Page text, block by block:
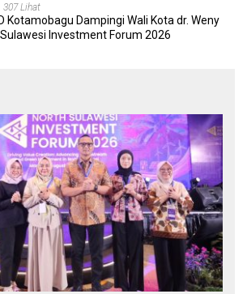
307 Lihat
Kotamobagu Dampingi Wali Kota dr. Weny
Investment Forum 2026